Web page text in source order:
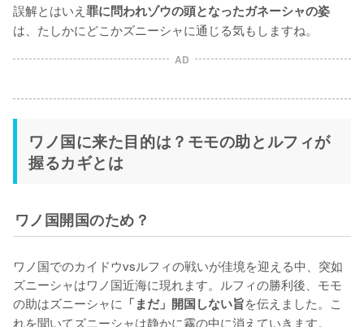
誤解とはいえ 罪に問われゾウの頭となったガネーシャの姿
は、たしかにどこかズニーシャに通じる気もしますね。
AD
ワノ国に来た目的は？モモの助とルフィが
握るカギとは
ワノ国開国のため？
ワノ国でのカイドウvsルフィの戦いが佳境を迎える中、突如
ズニーシャはワノ国近海に現れます。ルフィの勝利後、モモ
の助はズニーシャに 「まだ」開国しない旨を伝えました。こ
れを聞いてズニーシャは静かに霧の中に消えていきます。